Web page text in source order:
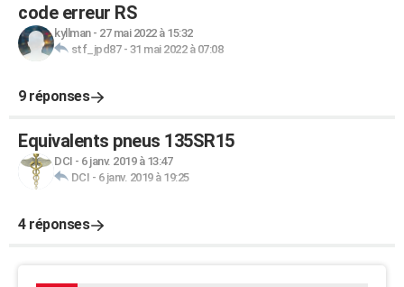
code erreur RS
kyllman- 27 mai 2022 à 15:32
stf_jpd87- 31 mai 2022 à 07:08
9 réponses
Equivalents pneus 135SR15
DCI - 6 janv. 2019 à 13:47
DCI - 6 janv. 2019 à 19:25
4 réponses